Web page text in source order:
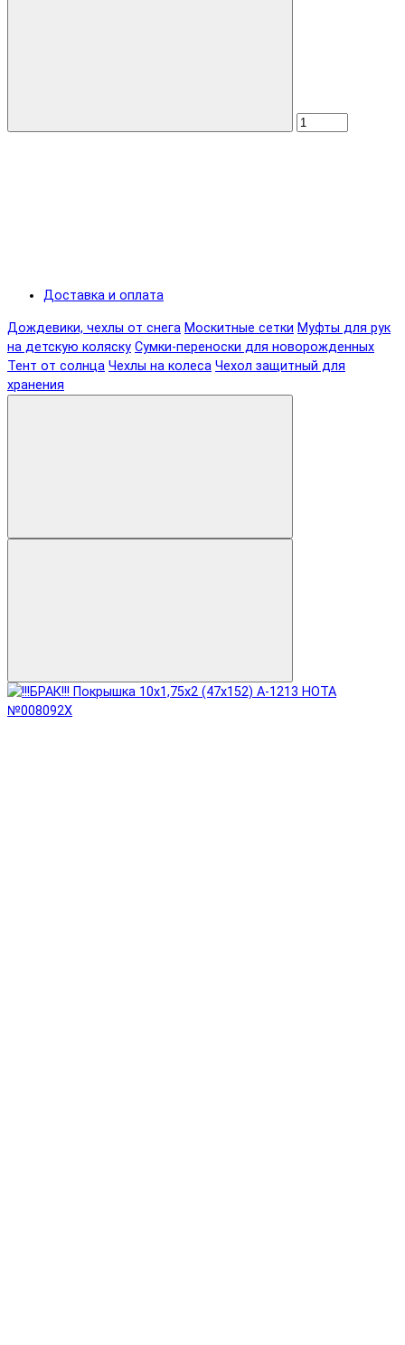
Доставка и оплата
Дождевики, чехлы от снега Москитные сетки Муфты для рук
на детскую коляску Сумки-переноски для новорожденных
Тент от солнца Чехлы на колеса Чехол защитный для
хранения